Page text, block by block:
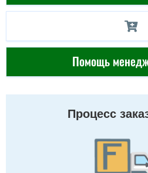
Помощь
Процесс